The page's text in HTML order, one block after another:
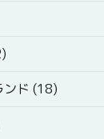
ンド (18)